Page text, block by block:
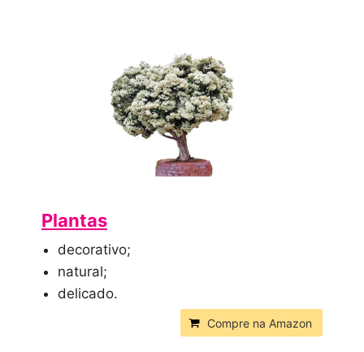
Plantas
decorativo;
natural;
delicado.
Compre na Amazon